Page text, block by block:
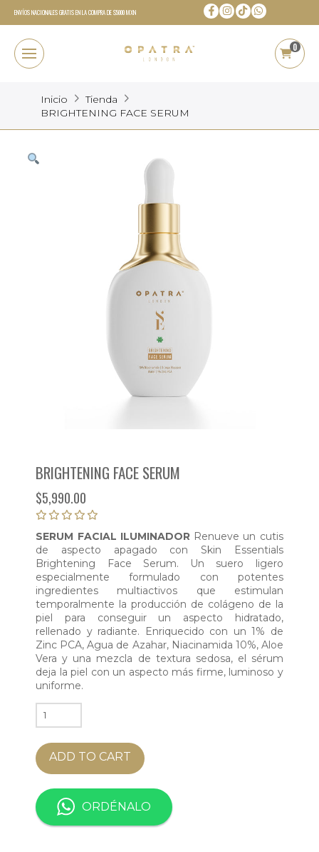
ENVÍOS NACIONALES GRATIS EN LA COMPRA DE $5000 MXN
0
Inicio
Tienda
BRIGHTENING FACE SERUM
BRIGHTENING FACE SERUM
$5,990.00
SERUM FACIAL ILUMINADORRenueve un cutis
de aspecto apagado con Skin Essentials
Brightening Face Serum. Un suero ligero
especialmente formulado con potentes
ingredientes multiactivos que estimulan
temporalmente la producción de colágeno de la
piel para conseguir un aspecto hidratado,
rellenado y radiante. Enriquecido con un 1% de
Zinc PCA, Agua de Azahar, Niacinamida 10%, Aloe
Vera y una mezcla de textura sedosa, el sérum
deja la piel con un aspecto más firme, luminoso y
uniforme.
BRIGHTENING
FACE
SERUM
quantity
ADD TO CART
ORDÉNALO